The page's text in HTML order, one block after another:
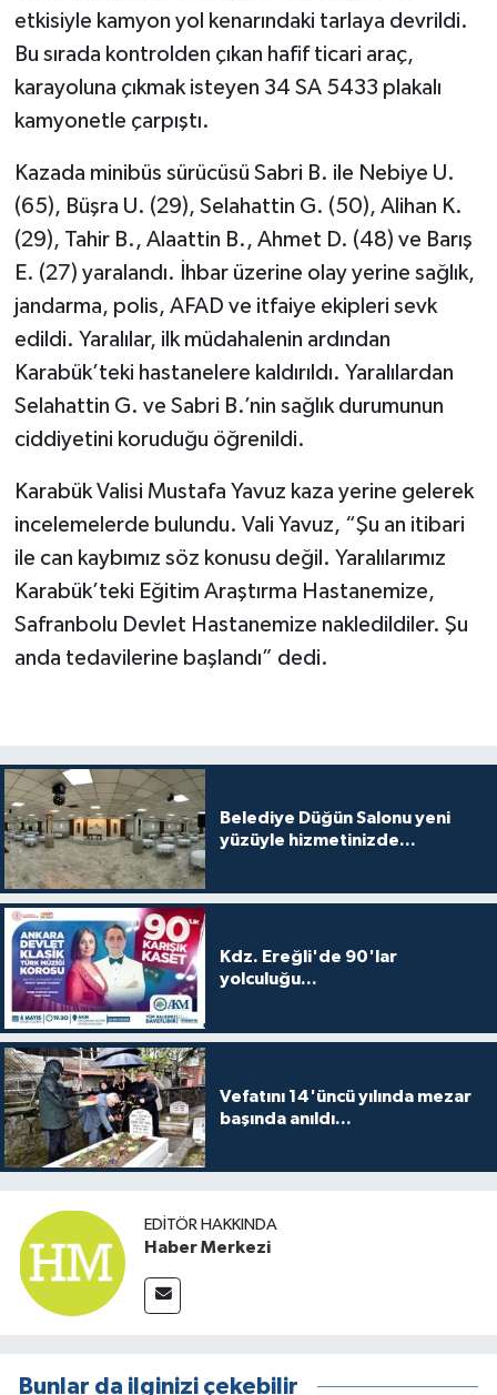
etkisiyle kamyon yol kenarındaki tarlaya devrildi.
Bu sırada kontrolden çıkan hafif ticari araç,
karayoluna çıkmak isteyen 34 SA 5433 plakalı
kamyonetle çarpıştı.
Kazada minibüs sürücüsü Sabri B. ile Nebiye U.
(65), Büşra U. (29), Selahattin G. (50), Alihan K.
(29), Tahir B., Alaattin B., Ahmet D. (48) ve Barış
E. (27) yaralandı. İhbar üzerine olay yerine sağlık,
jandarma, polis, AFAD ve itfaiye ekipleri sevk
edildi. Yaralılar, ilk müdahalenin ardından
Karabük’teki hastanelere kaldırıldı. Yaralılardan
Selahattin G. ve Sabri B.’nin sağlık durumunun
ciddiyetini koruduğu öğrenildi.
Karabük Valisi Mustafa Yavuz kaza yerine gelerek
incelemelerde bulundu. Vali Yavuz, “Şu an itibari
ile can kaybımız söz konusu değil. Yaralılarımız
Karabük’teki Eğitim Araştırma Hastanemize,
Safranbolu Devlet Hastanemize nakledildiler. Şu
anda tedavilerine başlandı” dedi.
Belediye Düğün Salonu yeni
yüzüyle hizmetinizde...
Kdz. Ereğli'de 90'lar
yolculuğu...
Vefatını 14'üncü yılında mezar
başında anıldı...
EDITÖR HAKKINDA
Haber Merkezi
Bunlar da ilginizi çekebilir